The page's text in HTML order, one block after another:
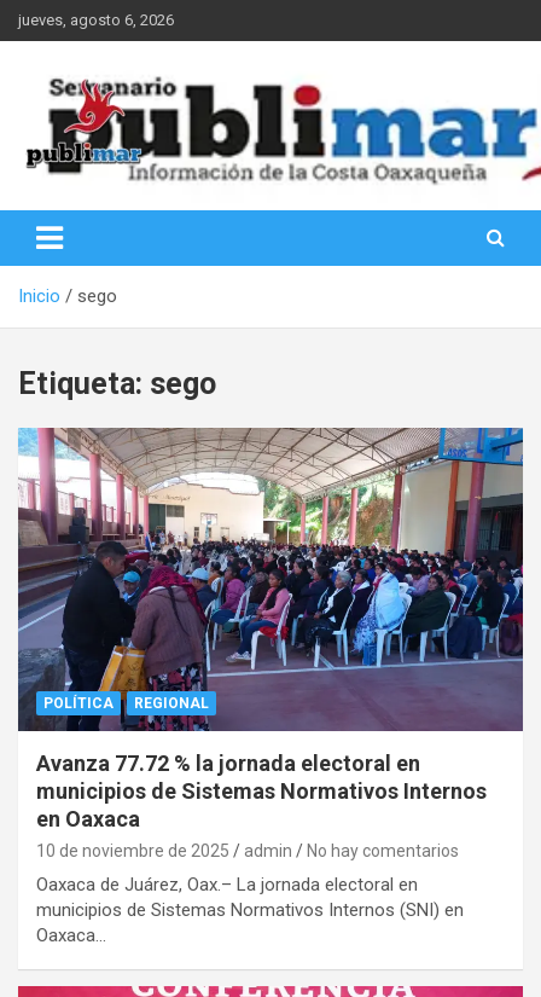
Saltar
al
jueves, agosto 6, 2026
PubliMar
Inicio sego
Etiqueta: sego
POLÍTICA REGIONAL
Avanza 77.72 % la jornada electoral en
municipios de Sistemas Normativos Internos
en Oaxaca
10 de noviembre de 2025 admin No hay comentarios
Oaxaca de Juárez, Oax.– La jornada electoral en
municipios de Sistemas Normativos Internos (SNI) en
Oaxaca…